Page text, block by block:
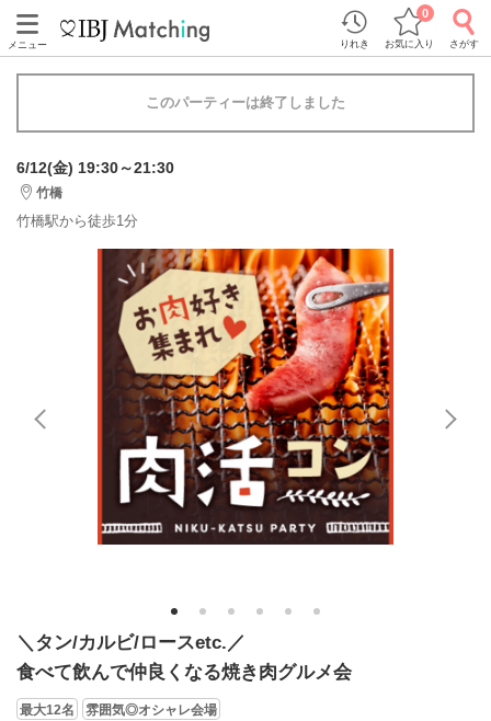
メニュー りれき お気に入り
0
さがす
このパーティーは終了しました
6/12(金) 19:30～21:30
竹橋
竹橋駅から徒歩1分
1 2 3 4 5 6
＼タン/カルビ/ロースetc.／
食べて飲んで仲良くなる焼き肉グルメ会
最大12名 雰囲気◎オシャレ会場